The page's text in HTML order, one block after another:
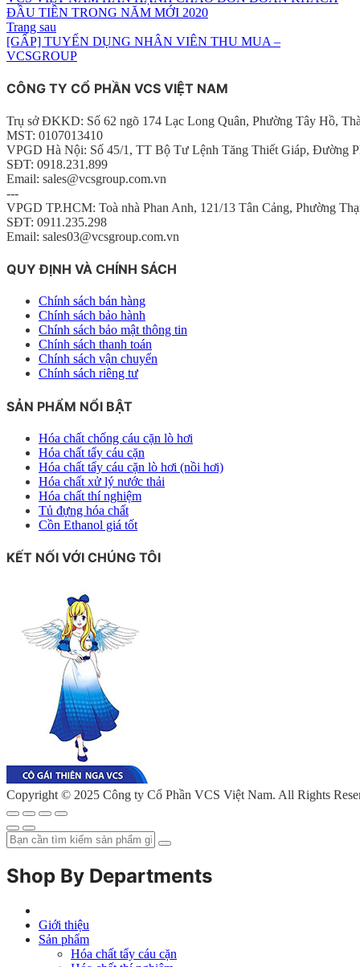
hướng
bài
viết
trước
ĐẦU TIÊN TRONG NĂM MỚI 2020
Bài
tiếp
theo
Trang sau
[GẤP] TUYỂN DỤNG NHÂN VIÊN THU MUA –
VCSGROUP
CÔNG TY CỔ PHẦN VCS VIỆT NAM
Trụ sở ĐKKD: Số 62 ngõ 174 Lạc Long Quân, Phường Tây Hồ,
MST: 0107013410
VPGD Hà Nội: Số 45/1, TT Bộ Tư Lệnh Tăng Thiết Giáp, Đường
SĐT: 0918.231.899
Email: sales@vcsgroup.com.vn
---
VPGD TP.HCM: Toà nhà Phan Anh, 121/13 Tân Cảng, Phường
SĐT: 0911.235.298
Email: sales03@vcsgroup.com.vn
QUY ĐỊNH VÀ CHÍNH SÁCH
Chính sách bán hàng
Chính sách bảo hành
Chính sách bảo mật thông tin
Chính sách thanh toán
Chính sách vận chuyển
Chính sách riêng tư
SẢN PHẨM NỔI BẬT
Hóa chất chống cáu cặn lò hơi
Hóa chất tẩy cáu cặn
Hóa chất tẩy cáu cặn lò hơi (nồi hơi)
Hóa chất xử lý nước thải
Hóa chất thí nghiệm
Tủ đựng hóa chất
Cồn Ethanol giá tốt
KẾT NỐI VỚI CHÚNG TÔI
Copyright © 2025 Công ty Cổ Phần VCS Việt Nam. All Rights
Shop By Departments
Giới thiệu
Sản phẩm
Hóa chất tẩy cáu cặn